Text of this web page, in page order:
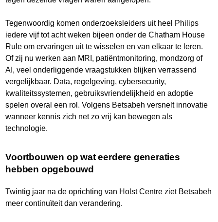
Tegenwoordig komen onderzoeksleiders uit heel Philips
iedere vijf tot acht weken bijeen onder de Chatham House
Rule om ervaringen uit te wisselen en van elkaar te leren.
Of zij nu werken aan MRI, patiëntmonitoring, mondzorg of
AI, veel onderliggende vraagstukken blijken verrassend
vergelijkbaar. Data, regelgeving, cybersecurity,
kwaliteitssystemen, gebruiksvriendelijkheid en adoptie
spelen overal een rol. Volgens Betsabeh versnelt innovatie
wanneer kennis zich net zo vrij kan bewegen als
technologie.
Voortbouwen op wat eerdere generaties
hebben opgebouwd
Twintig jaar na de oprichting van Holst Centre ziet Betsabeh
meer continuïteit dan verandering.